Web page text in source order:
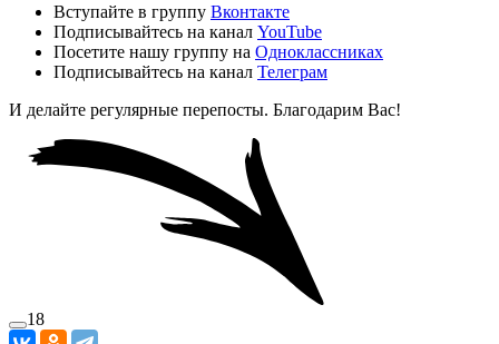
Вступайте в группу Вконтакте
Подписывайтесь на канал YouTube
Посетите нашу группу на Одноклассниках
Подписывайтесь на канал Телеграм
И делайте регулярные перепосты. Благодарим Вас!
18